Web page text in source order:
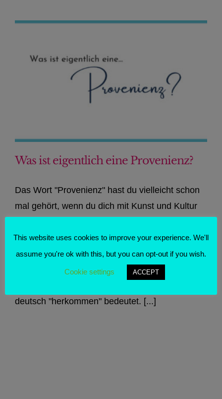
Was ist eigentlich eine Provenienz?
Das Wort "Provenienz" hast du vielleicht schon
mal gehört, wenn du dich mit Kunst und Kultur
Heute ist "Tag der Provenienzforschung" und da
lohnt es sich doch mal einen Blick auf das Wort
zu werfen. Provenienz leitet sich vom
deutsch "herkommen" bedeutet. [...]
This website uses cookies to improve your experience. We'll
assume you're ok with this, but you can opt-out if you wish.
Cookie settings ACCEPT